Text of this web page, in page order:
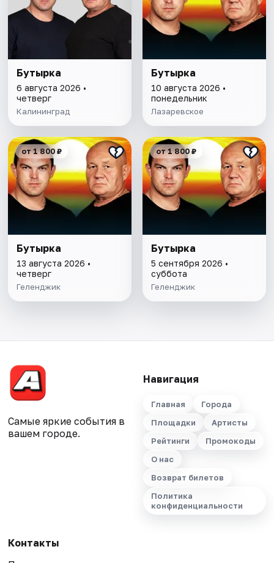
Бутырка
6 августа 2026 •
четверг
Калининград
Бутырка
10 августа 2026 •
понедельник
Лазаревское
от 1 800 ₽
Бутырка
13 августа 2026 •
четверг
Геленджик
от 1 800 ₽
Бутырка
5 сентября 2026 •
суббота
Геленджик
Самые яркие события в
вашем городе.
Навигация
Главная
Города
Площадки
Артисты
Рейтинги
Промокоды
О нас
Возврат билетов
Политика
конфиденциальности
Контакты